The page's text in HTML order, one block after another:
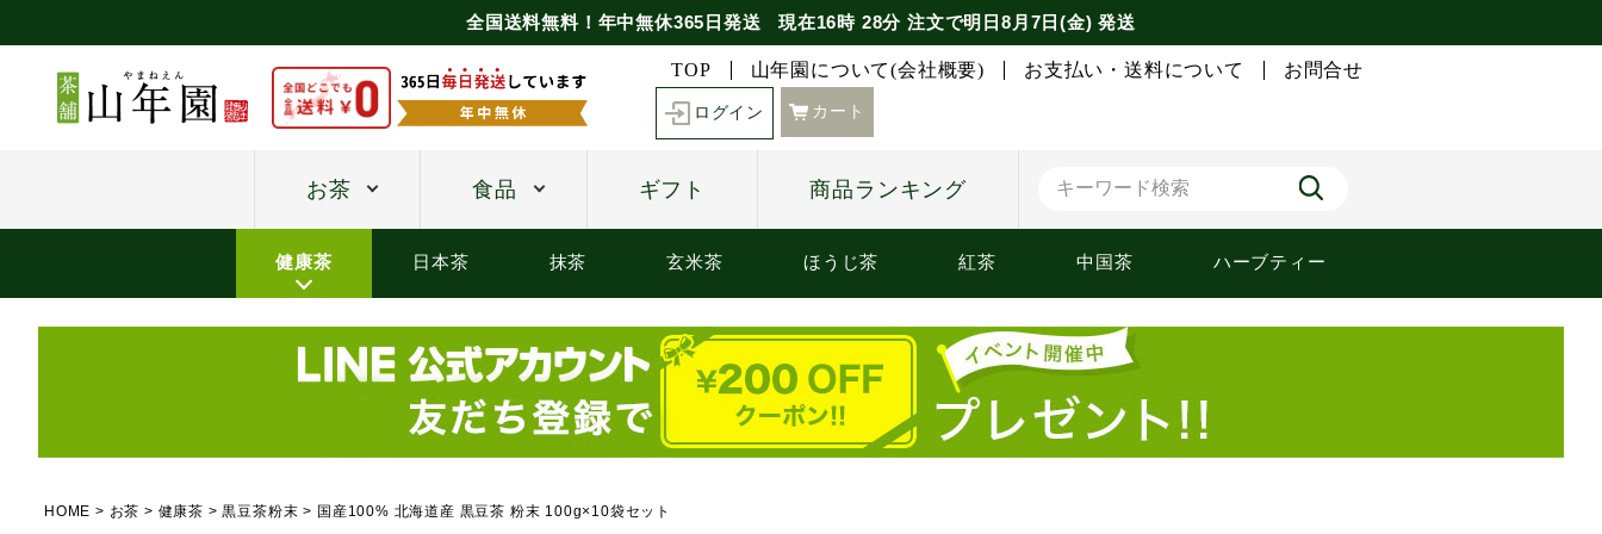
全国送料無料！年中無休365日発送 現在16時 28分 注文で明日8月7日(金) 発送
TOP 山年園について(会社概要) お支払い・送料について お問合せ
ログイン カート
お茶 食品 ギフト 商品ランキング
健康茶 日本茶 抹茶 玄米茶 ほうじ茶 紅茶 中国茶 ハーブティー
HOME お茶 健康茶 黒豆茶粉末 国産100% 北海道産 黒豆茶 粉末 100g×10袋セット